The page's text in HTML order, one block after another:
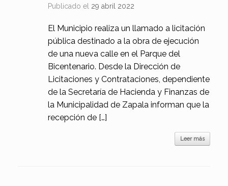
Publicado el 29 abril 2022
El Municipio realiza un llamado a licitación
pública destinado a la obra de ejecución
de una nueva calle en el Parque del
Bicentenario. Desde la Dirección de
Licitaciones y Contrataciones, dependiente
de la Secretaría de Hacienda y Finanzas de
la Municipalidad de Zapala informan que la
recepción de […]
Leer más